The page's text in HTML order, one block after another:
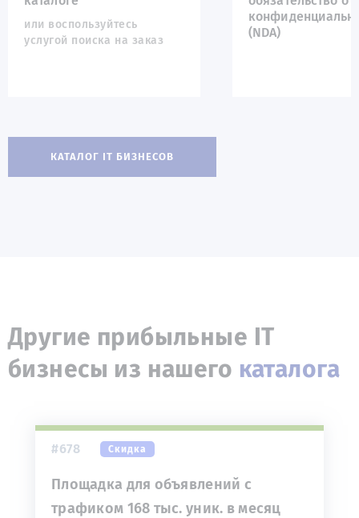
или воспользуйтесь
услугой поиска на заказ
(NDA)
КАТАЛОГ IT БИЗНЕСОВ
Другие прибыльные IT
бизнесы из нашего каталога
#678 Скидка
Площадка для объявлений с
трафиком 168 тыс. уник. в месяц